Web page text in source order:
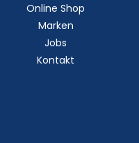
Online Shop
Marken
Jobs
Kontakt